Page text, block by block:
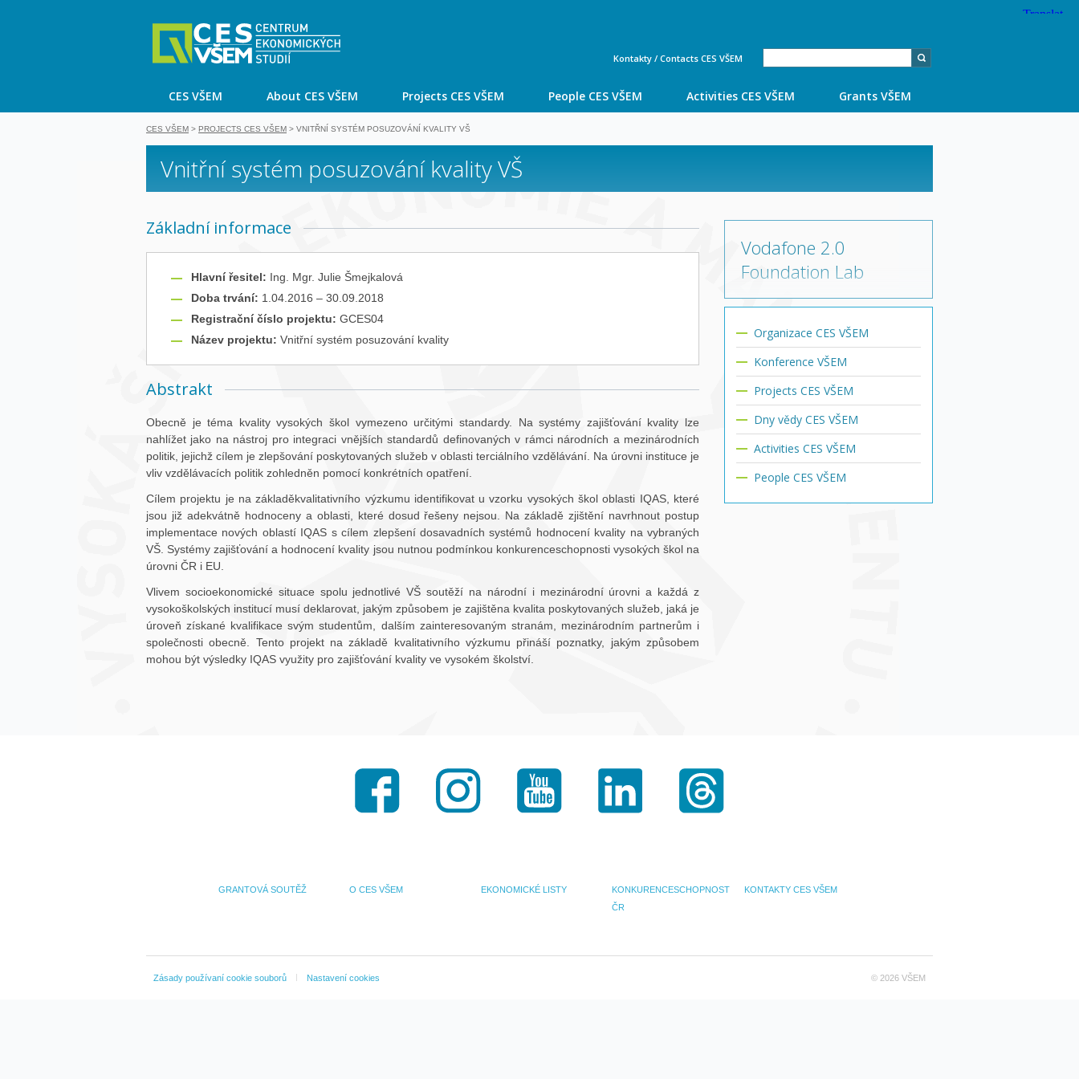
Kontakty / Contacts CES VŠEM
CES VŠEM About CES VŠEM Projects CES VŠEM People CES VŠEM Activities CES VŠEM Grants VŠEM
CES VŠEM > PROJECTS CES VŠEM > VNITŘNÍ SYSTÉM POSUZOVÁNÍ KVALITY VŠ
Vnitřní systém posuzování kvality VŠ
Základní informace
Hlavní řesitel: Ing. Mgr. Julie Šmejkalová
Doba trvání: 1.04.2016 – 30.09.2018
Registrační číslo projektu: GCES04
Název projektu: Vnitřní systém posuzování kvality
Abstrakt
Obecně je téma kvality vysokých škol vymezeno určitými standardy. Na systémy zajišťování kvality lze
nahlížet jako na nástroj pro integraci vnějších standardů definovaných v rámci národních a mezinárodních
politik, jejichž cílem je zlepšování poskytovaných služeb v oblasti terciálního vzdělávání. Na úrovni instituce je
vliv vzdělávacích politik zohledněn pomocí konkrétních opatření.
Cílem projektu je na základěkvalitativního výzkumu identifikovat u vzorku vysokých škol oblasti IQAS, které
jsou již adekvátně hodnoceny a oblasti, které dosud řešeny nejsou. Na základě zjištění navrhnout postup
implementace nových oblastí IQAS s cílem zlepšení dosavadních systémů hodnocení kvality na vybraných
VŠ. Systémy zajišťování a hodnocení kvality jsou nutnou podmínkou konkurenceschopnosti vysokých škol na
úrovni ČR i EU.
Vlivem socioekonomické situace spolu jednotlivé VŠ soutěží na národní i mezinárodní úrovni a každá z
vysokoškolských institucí musí deklarovat, jakým způsobem je zajištěna kvalita poskytovaných služeb, jaká je
úroveň získané kvalifikace svým studentům, dalším zainteresovaným stranám, mezinárodním partnerům i
společnosti obecně. Tento projekt na základě kvalitativního výzkumu přináší poznatky, jakým způsobem
mohou být výsledky IQAS využity pro zajišťování kvality ve vysokém školství.
Vodafone 2.0
Foundation Lab
Organizace CES VŠEM
Konference VŠEM
Projects CES VŠEM
Dny vědy CES VŠEM
Activities CES VŠEM
People CES VŠEM
Facebook Instagram Youtube LinkedIn
GRANTOVÁ SOUTĚŽ O CES VŠEM EKONOMICKÉ LISTY
KONKURENCESCHOPNOST
ČR
KONTAKTY CES VŠEM
Zásady používaní cookie souborů Nastavení cookies © 2026 VŠEM